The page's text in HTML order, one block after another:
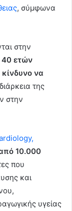
, σύμφωνα
στην
40 ετών
να
της
στην
10.000
που
και
υγείας